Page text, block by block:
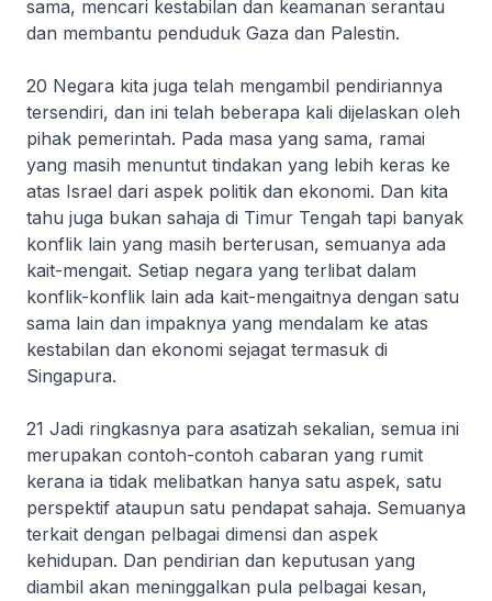
sama, mencari kestabilan dan keamanan serantau
dan membantu penduduk Gaza dan Palestin.
20 Negara kita juga telah mengambil pendiriannya
tersendiri, dan ini telah beberapa kali dijelaskan oleh
pihak pemerintah. Pada masa yang sama, ramai
yang masih menuntut tindakan yang lebih keras ke
atas Israel dari aspek politik dan ekonomi. Dan kita
tahu juga bukan sahaja di Timur Tengah tapi banyak
konflik lain yang masih berterusan, semuanya ada
kait-mengait. Setiap negara yang terlibat dalam
konflik-konflik lain ada kait-mengaitnya dengan satu
sama lain dan impaknya yang mendalam ke atas
kestabilan dan ekonomi sejagat termasuk di
Singapura.
21 Jadi ringkasnya para asatizah sekalian, semua ini
merupakan contoh-contoh cabaran yang rumit
kerana ia tidak melibatkan hanya satu aspek, satu
perspektif ataupun satu pendapat sahaja. Semuanya
terkait dengan pelbagai dimensi dan aspek
kehidupan. Dan pendirian dan keputusan yang
diambil akan meninggalkan pula pelbagai kesan,